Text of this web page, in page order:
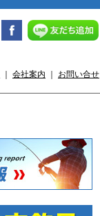
会社案内 お問い合せ